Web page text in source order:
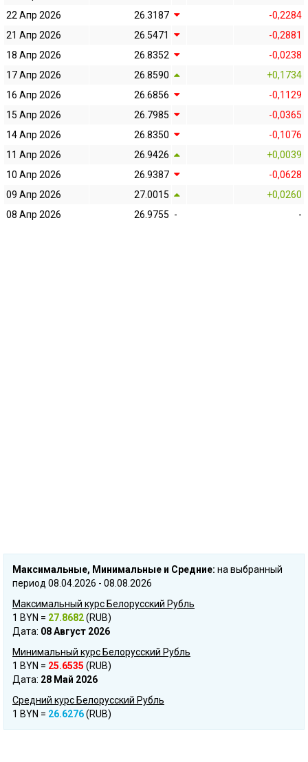
22 Апр 2026
26.3187
-0,2284
21 Апр 2026
26.5471
-0,2881
18 Апр 2026
26.8352
-0,0238
17 Апр 2026
26.8590
+0,1734
16 Апр 2026
26.6856
-0,1129
15 Апр 2026
26.7985
-0,0365
14 Апр 2026
26.8350
-0,1076
11 Апр 2026
26.9426
+0,0039
10 Апр 2026
26.9387
-0,0628
09 Апр 2026
27.0015
+0,0260
08 Апр 2026
26.9755 - -
Mаксимальные, Mинимальные и Cредние: на выбранный
период 08.04.2026 - 08.08.2026
Максимальный курс Белорусский Рубль
1 BYN = 27.8682(RUB)
Дата: 08 Август 2026
Минимальный курс Белорусский Рубль
1 BYN = 25.6535 (RUB)
Дата: 28 Май 2026
Средний курс Белорусский Рубль
1 BYN = 26.6276(RUB)